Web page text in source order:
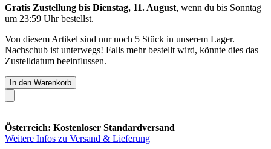
Gratis Zustellung bis Dienstag, 11. August, wenn du bis Sonntag
um 23:59 Uhrbestellst.
Von diesem Artikel sind nur noch 5 Stück in unserem Lager.
Nachschub ist unterwegs! Falls mehr bestellt wird, könnte dies das
Zustelldatum beeinflussen.
In den Warenkorb
Österreich: Kostenloser Standardversand
Weitere Infos zu Versand & Lieferung